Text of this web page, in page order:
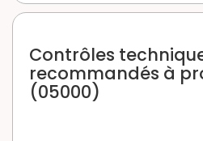
Contrôles
recommandés à
(05000)